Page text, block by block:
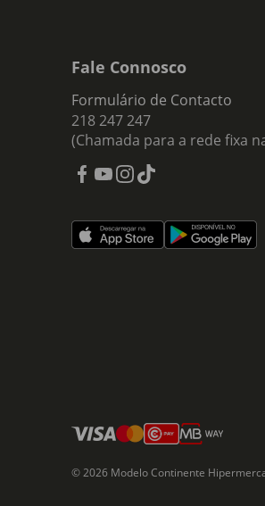
Fale Connosco
Formulário de Contacto
218 247 247
(Chamada para a rede fixa
© 2026 Modelo Continente